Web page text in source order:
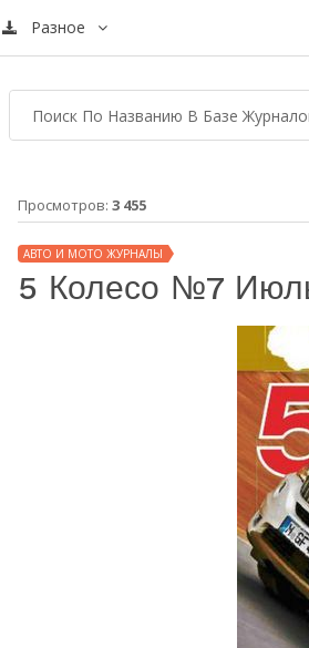
Разное
Просмотров: 3 455
АВТО И МОТО ЖУРНАЛЫ
5 Колесо №7